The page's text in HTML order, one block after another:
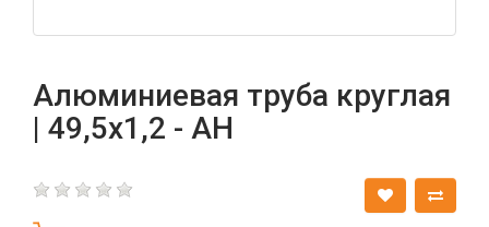
Алюминиевая труба круглая
| 49,5х1,2 - АН